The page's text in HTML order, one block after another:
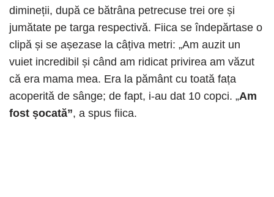
dimineții, după ce bătrâna petrecuse trei ore și
jumătate pe targa respectivă. Fiica se îndepărtase o
clipă și se așezase la câțiva metri: „Am auzit un
vuiet incredibil și când am ridicat privirea am văzut
că era mama mea. Era la pământ cu toată fața
acoperită de sânge; de ​​fapt, i-au dat 10 copci. „Am
fost șocată”, a spus fiica.